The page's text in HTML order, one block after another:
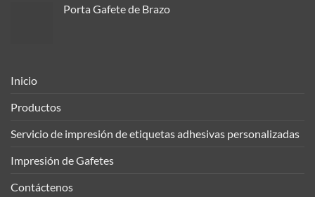
Porta Gafete de Brazo
Inicio
Productos
Servicio de impresión de etiquetas adhesivas personalizadas
Impresión de Gafetes
Contáctenos